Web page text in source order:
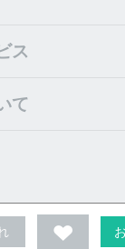
ス
て